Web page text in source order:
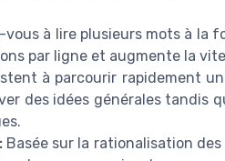
à lire plusieurs mots à la
par ligne et augmente la
à parcourir rapidement
des idées générales tandis
Basée sur la rationalisation